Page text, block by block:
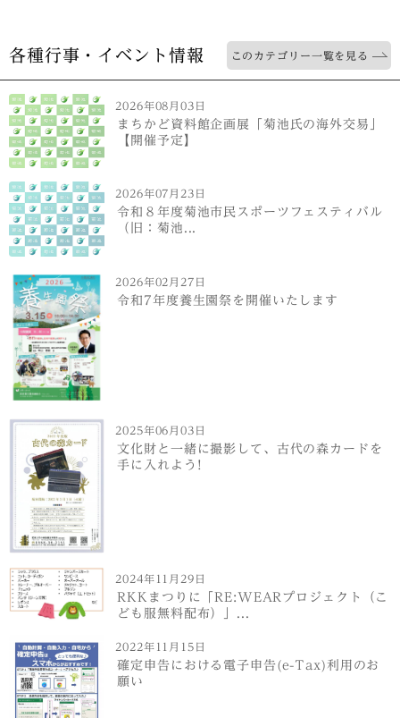
各種行事・イベント情報 このカテゴリー一覧を見る
2026年08月03日
まちかど資料館企画展「菊池氏の海外交易」
【開催予定】
2026年07月23日
令和８年度菊池市民スポーツフェスティバル
（旧：菊池...
2026年02月27日
令和7年度養生園祭を開催いたします
2025年06月03日
文化財と一緒に撮影して、古代の森カードを
手に入れよう!
2024年11月29日
RKKまつりに「RE:WEARプロジェクト（こ
ども服無料配布）」...
2022年11月15日
確定申告における電子申告(e-Tax)利用のお
願い